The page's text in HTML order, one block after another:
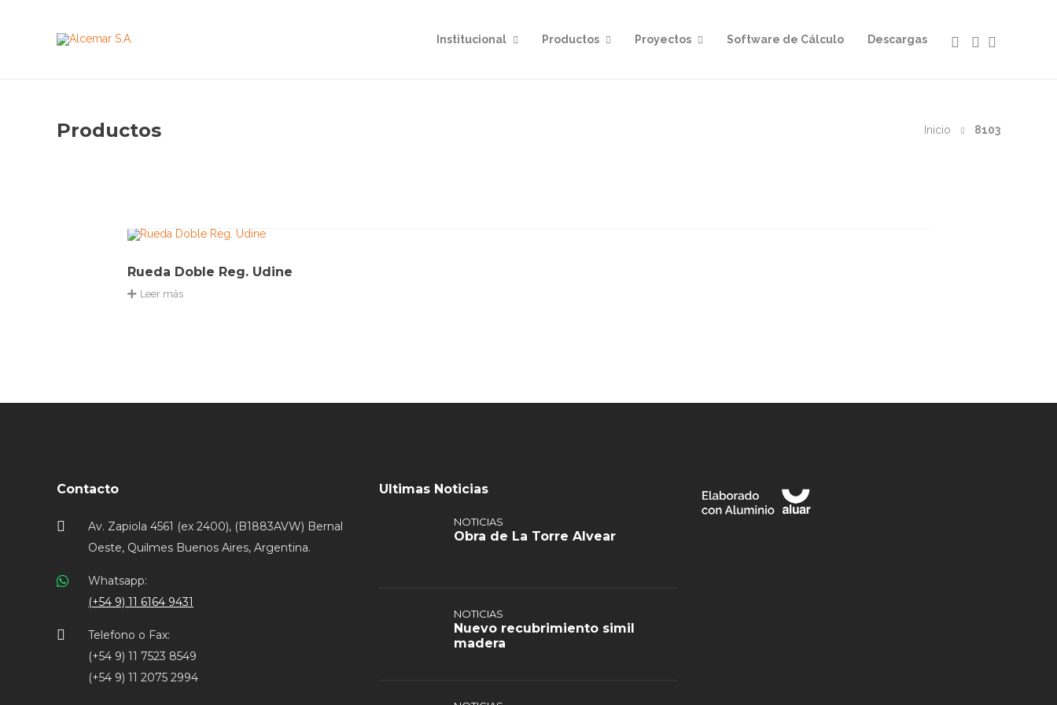
Institucional Productos Proyectos Software de Cálculo Descargas
Productos Inicio 8103
Rueda Doble Reg. Udine
Leer más
Contacto
Av. Zapiola 4561 (ex 2400), (B1883AVW) Bernal
Oeste, Quilmes Buenos Aires, Argentina.
Whatsapp:
(+54 9) 11 6164 9431
Telefono o Fax:
(+54 9) 11 7523 8549
(+54 9) 11 2075 2994
Ultimas Noticias
NOTICIAS
Obra de La Torre Alvear
NOTICIAS
Nuevo recubrimiento simil
madera